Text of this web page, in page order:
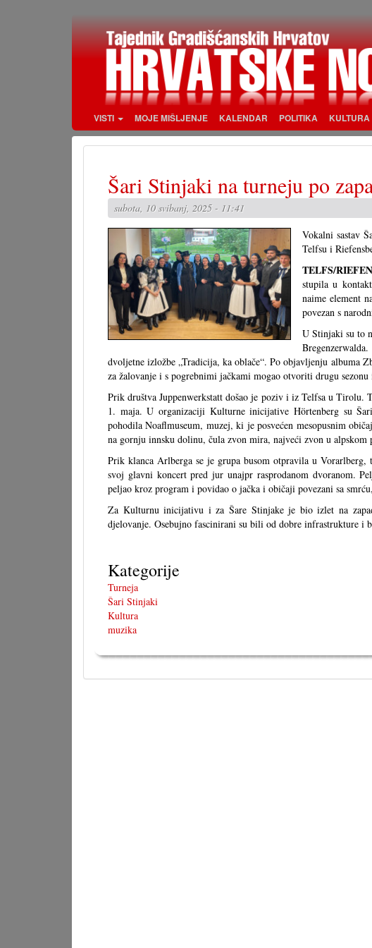
VISTI MOJE MIŠLJENJE KALENDAR POLITIKA KULTURA
Šari Stinjaki na turneju po
subota, 10 svibanj, 2025 - 11:41
Vokalni sastav
Telfsu i
TELFS/
stupila u
naime element
povezan s
U Stinjaki su to
dvoljetne izložbe „Tradicija, ka oblače“. Po objavljenju albuma
za žalovanje i s pogrebnimi jačkami mogao otvoriti drugu
Prik društva Juppenwerkstatt došao je poziv i iz Telfsa u
1. maja. U organizaciji Kulturne inicijative Hörtenberg su
pohodila Noaflmuseum, muzej, ki je posvećen mesopusnim
na gornju innsku dolinu, čula zvon mira, najveći zvon u alpskom
Prik klanca Arlberga se je grupa busom otpravila u
svoj glavni koncert pred jur unajpr rasprodanom dvoranom.
peljao kroz program i povidao o jačka i običaji povezani sa
Za Kulturnu inicijativu i za Šare Stinjake je bio izlet na
djelovanje. Osebujno fascinirani su bili od dobre infrastrukture i
Kategorije
Turneja
Šari Stinjaki
Kultura
muzika